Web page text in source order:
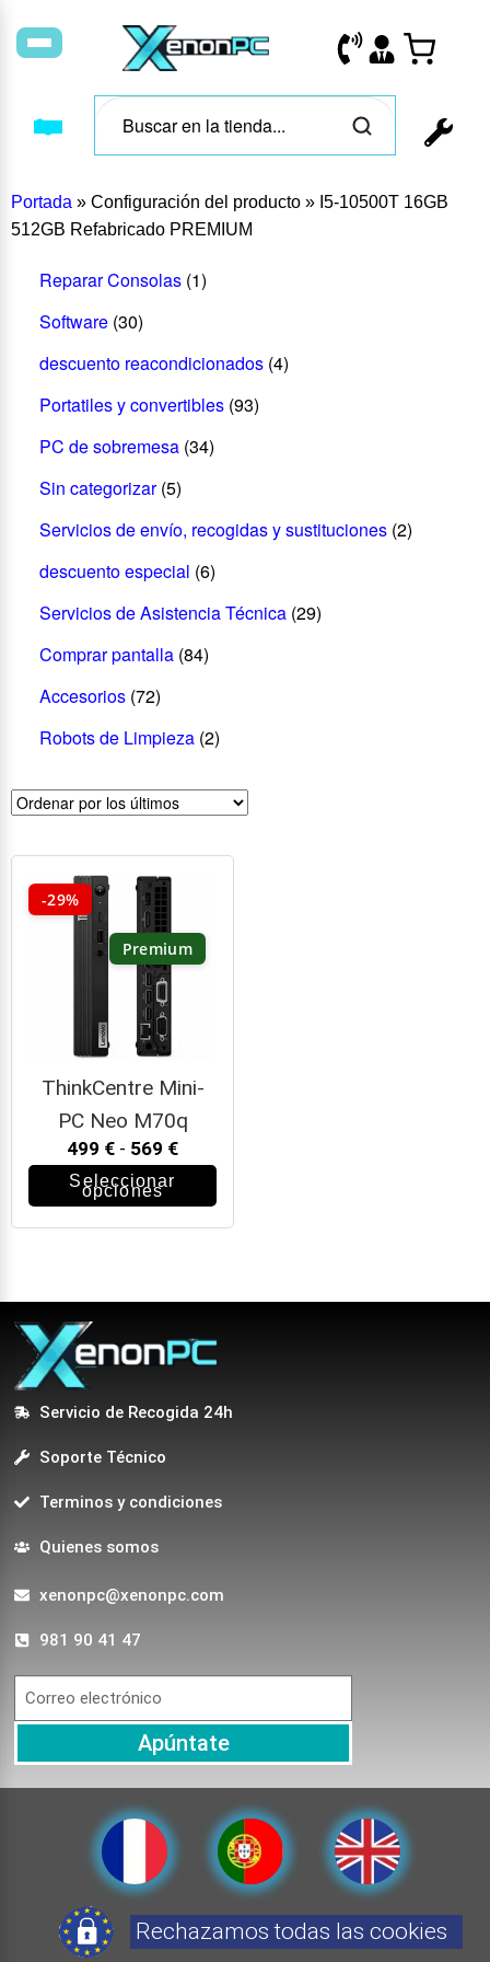
Portada » Configuración del producto » I5-10500T 16GB
512GB Refabricado PREMIUM
Reparar Consolas (1)
Software (30)
descuento reacondicionados (4)
Portatiles y convertibles (93)
PC de sobremesa (34)
Sin categorizar (5)
Servicios de envío, recogidas y sustituciones (2)
descuento especial (6)
Servicios de Asistencia Técnica (29)
Comprar pantalla (84)
Accesorios (72)
Robots de Limpieza (2)
-29%
Premium
ThinkCentre Mini-
PC Neo M70q
499 € - 569 €
Seleccionar
opciones
Servicio de Recogida 24h
Soporte Técnico
Terminos y condiciones
Quienes somos
xenonpc@xenonpc.com
981 90 41 47
Apúntate
Rechazamos todas las cookies